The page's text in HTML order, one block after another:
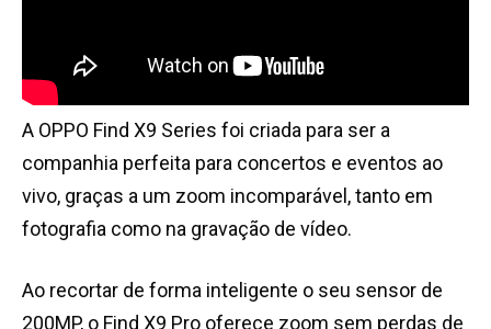
A OPPO Find X9 Series foi criada para ser a
companhia perfeita para concertos e eventos ao
vivo, graças a um zoom incomparável, tanto em
fotografia como na gravação de vídeo.
Ao recortar de forma inteligente o seu sensor de
200MP, o Find X9 Pro oferece zoom sem perdas de